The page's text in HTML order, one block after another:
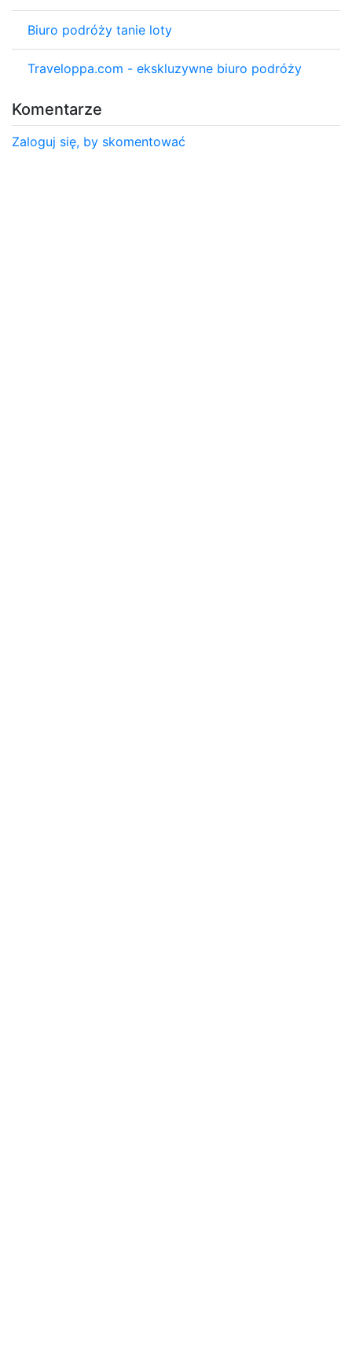
Biuro podróży tanie loty
Traveloppa.com - ekskluzywne biuro podróży
Komentarze
Zaloguj się, by skomentować